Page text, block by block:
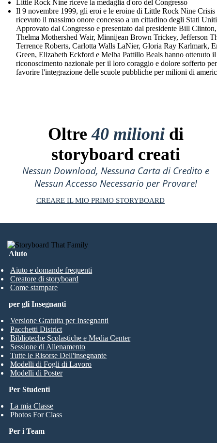
Little Rock Nine riceve la medaglia d'oro del Congresso
Il 9 novembre 1999, gli eroi e le eroine di Little Rock Nine Crisis
ricevuto il massimo onore concesso a un cittadino degli Stati
Approvato dal Congresso e presentato dal presidente Bill Clinton,
Thelma Mothershed Wair, Minnijean Brown Trickey, Jefferson
Terrence Roberts, Carlotta Walls LaNier, Gloria Ray Karlmark,
Green, Elizabeth Eckford e Melba Pattillo Beals hanno ottenuto il
riconoscimento nazionale per il loro coraggio e dolore sofferto per
favorire l'integrazione delle scuole pubbliche per milioni di
Oltre40 milioni di
storyboard creati
Nessun Download, Nessuna Carta di Credito e
Nessun Accesso Necessario per Provare!
CREARE IL MIO PRIMO STORYBOARD
Aiuto
Aiuto e domande frequenti
Creatore di storyboard
Come stampare
Per Studenti
La mia Classe
Photos For Class
per gli Insegnanti
Versione Gratuita per Insegnanti
Pacchetti District
Biblioteche Scolastiche e Media Center
Sessione di Allenamento
Tutte le Risorse Dell'insegnante
Modelli di Fogli di Lavoro
Modelli di Poster
Per i Team